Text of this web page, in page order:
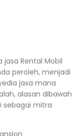
Rental Mobil
peroleh, menjadi
jasa mana
alasan dibawah
mitra